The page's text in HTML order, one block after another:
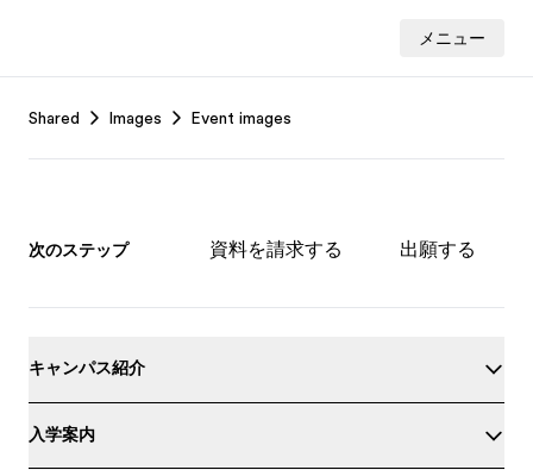
メニュー
Shared Images Event images
次のステップ 資料を請求する 出願する
キャンパス紹介
入学案内